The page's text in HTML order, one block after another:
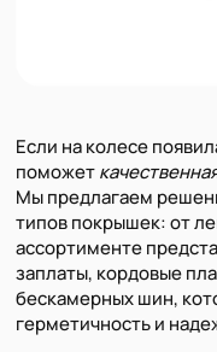
Если на колесе
поможет
Мы предлагаем
типов покрышек: от
ассортименте
заплаты, кордовые
бескамерных шин,
герметичность и